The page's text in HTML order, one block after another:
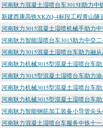
河南耿力混凝土湿喷台车3015E助力
新建西康高铁XKZQ-4标段工程青山
河南耿力3015混凝土湿喷机械手助力
河南耿力智能湿喷台车3015助力中交
河南耿力3015混凝土湿喷台车助力融
河南耿力机械3015型混凝土湿喷台车
河南耿力3015型混凝土湿喷台车助力
河南耿力机械3015型混凝土湿喷台车
河南耿力机械3015型混凝土湿喷台车
河南耿力智能钢筋加工装备小导管尖
河南耿力混凝土湿喷台车服务中铁十